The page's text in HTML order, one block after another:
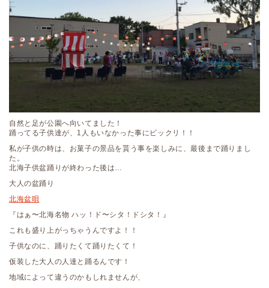
自然と足が公園へ向いてました！
踊ってる子供達が、1人もいなかった事にビックリ！！
私が子供の時は、お菓子の景品を貰う事を楽しみに、最後まで踊りまし
た。
北海子供盆踊りが終わった後は…
大人の盆踊り
北海盆唄
『はぁ〜北海名物 ハッ！ド〜シタ！ドシタ！』
これも盛り上がっちゃうんですよ！！
子供なのに、踊りたくて踊りたくて！
仮装した大人の人達と踊るんです！
地域によって違うのかもしれませんが、